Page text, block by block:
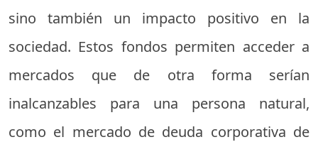
sino también un impacto positivo en la
sociedad. Estos fondos permiten acceder a
mercados que de otra forma serían
inalcanzables para una persona natural,
como el mercado de deuda corporativa de